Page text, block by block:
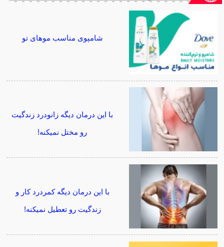
شامپوی مناسب موهای تو
با این درمان دیگه زانودرد زندگیت
رو مختل نمیکنه!
با این درمان دیگه کمردرد کار و
زندگیت رو تعطیل نمیکنه!